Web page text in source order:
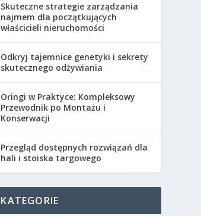
Skuteczne strategie zarządzania
najmem dla początkujących
właścicieli nieruchomości
Odkryj tajemnice genetyki i sekrety
skutecznego odżywiania
Oringi w Praktyce: Kompleksowy
Przewodnik po Montażu i
Konserwacji
Przegląd dostępnych rozwiązań dla
hali i stoiska targowego
KATEGORIE